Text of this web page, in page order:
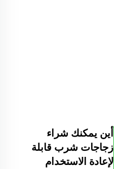
أين يمكنك شراء
زجاجات شرب قابلة
لإعادة الاستخدام